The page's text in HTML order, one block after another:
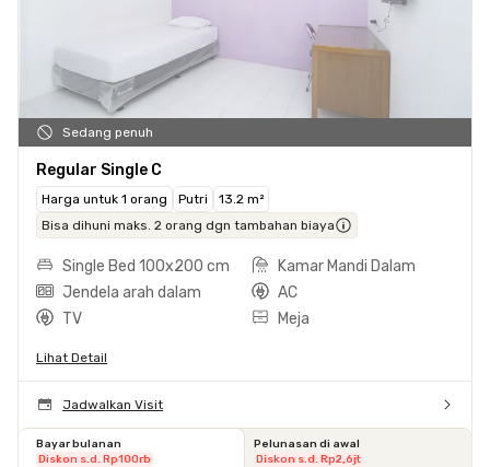
Sedang penuh
Regular Single C
Harga untuk 1 orang Putri
13.2 m²
Bisa dihuni maks. 2 orang dgn tambahan biaya
Single Bed 100x200 cm
Kamar Mandi Dalam
Jendela arah dalam
AC
TV
Meja
Lihat Detail
Jadwalkan Visit
Bayar bulanan
Diskon s.d. Rp100rb
Pelunasan di awal
Diskon s.d. Rp2,6jt